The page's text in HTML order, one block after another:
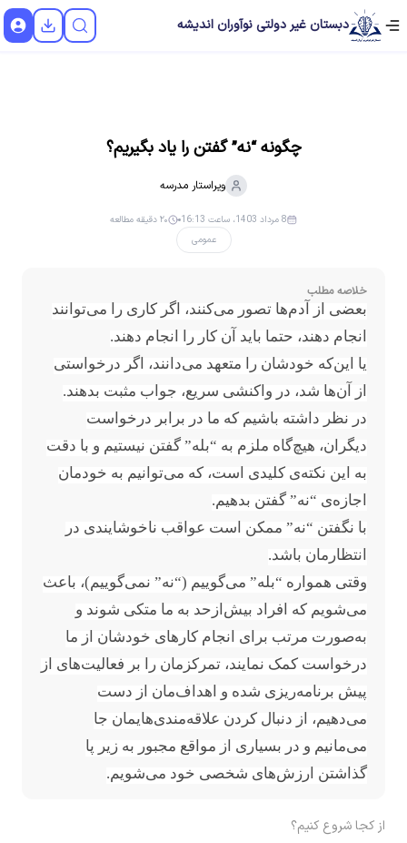
دبستان غیر دولتی نوآوران اندیشه
چگونه “نه” گفتن را یاد بگیریم؟
ویراستار مدرسه
عمومی
8 مرداد 1403، ساعت 16:13 ۲۰ دقیقه مطالعه
خلاصه مطلب
بعضی از آدم‌ها تصور می‌کنند، اگر کاری را می‌توانند
انجام دهند، حتما باید آن کار را انجام دهند.
یا این‌که خودشان را متعهد می‌دانند، اگر درخواستی
از آن‌ها شد، در واکنشی سریع، جواب مثبت بدهند.
در نظر داشته باشیم که ما در برابر درخواست
دیگران، هیچ‌گاه ملزم به “بله” گفتن نیستیم و با دقت
به این نکته‌ی کلیدی است، که می‌توانیم به خودمان
اجازه‌ی “نه” گفتن بدهیم.
با نگفتن “نه” ممکن است عواقب ناخوشایندی در
انتظارمان باشد.
وقتی همواره “بله” می‌گوییم (“نه” نمی‌گوییم)، باعث
می‌شویم که افراد بیش‌از‌حد به ما متکی شوند و
به‌صورت مرتب برای انجام کارهای خودشان از ما
درخواست کمک نمایند، تمرکزمان را بر فعالیت‌های از
پیش برنامه‌ریزی شده و اهداف‌مان از دست
می‌دهیم، از دنبال کردن علاقه‌مندی‌هایمان جا
می‌مانیم و در بسیاری از مواقع مجبور به زیر پا
گذاشتن ارزش‌های شخصی خود می‌شویم.
از کجا شروع کنیم؟